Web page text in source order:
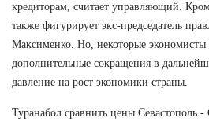
кредиторам, считает управляющий.
также фигурирует экс-председатель
Максименко. Но, некоторые экономисты
дополнительные сокращения в
давление на рост экономики страны.
Туранабол сравнить цены Севастополь